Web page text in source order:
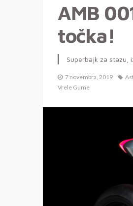
AMB
točka!
Superbajk za stazu,
7 novembra, 2019
Vrele Gume